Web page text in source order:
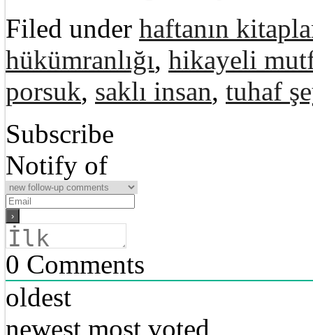
Filed under haftanın
hükümranlığı, hikayeli
porsuk, saklı insan, tuhaf
Subscribe
Notify of
0 Comments
oldest
newest most voted